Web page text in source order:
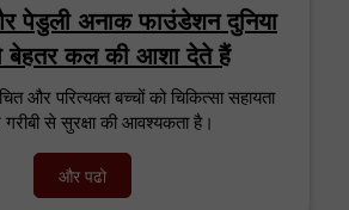
पेडुली अनाक फाउंडेशन दुनिया
बेहतर कल की आशा देते हैं
और परित्यक्त बच्चों को चिकित्सा सहायता
से सुरक्षा की आवश्यकता है।
और पढो